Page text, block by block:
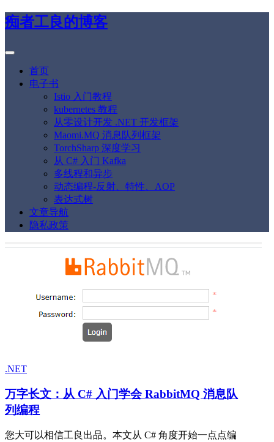
痴者工良的博客
首页
电子书
Istio 入门教程
kubernetes 教程
从零设计开发 .NET 开发框架
Maomi.MQ 消息队列框架
TorchSharp 深度学习
从 C# 入门 Kafka
多线程和异步
动态编程-反射、特性、AOP
表达式树
文章导航
隐私政策
.NET
万字长文：从 C# 入门学会 RabbitMQ 消息队
列编程
您大可以相信工良出品。本文从 C# 角度开始一点点编